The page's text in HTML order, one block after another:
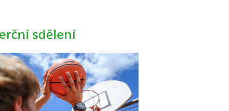
sdělení